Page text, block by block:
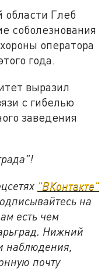
области Глеб
соболезнования
оператора
года.
выразил
с гибелью
заведения
"ВКонтакте"
на
есть чем
Нижний
наблюдения,
почту